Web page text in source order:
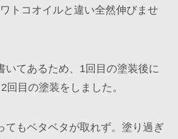
トコオイルと違い全然伸びませ
いてあるため、1回目の塗装後に
回目の塗装をしました。
てもベタベタが取れず。塗り過ぎ